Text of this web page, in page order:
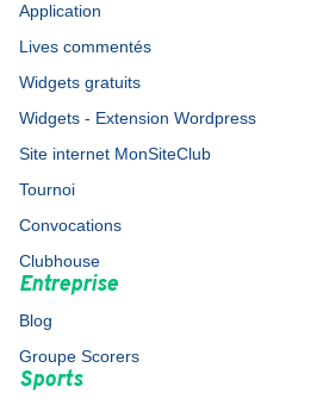
Application
Lives commentés
Widgets gratuits
Widgets - Extension Wordpress
Site internet MonSiteClub
Tournoi
Convocations
Clubhouse
Entreprise
Blog
Groupe Scorers
Sports